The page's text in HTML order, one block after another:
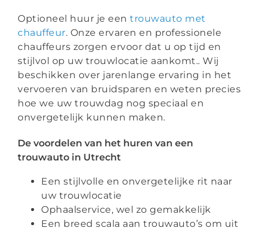
Optioneel huur je een trouwauto met
chauffeur. Onze ervaren en professionele
chauffeurs zorgen ervoor dat u op tijd en
stijlvol op uw trouwlocatie aankomt.. Wij
beschikken over jarenlange ervaring in het
vervoeren van bruidsparen en weten precies
hoe we uw trouwdag nog speciaal en
onvergetelijk kunnen maken.
De voordelen van het huren van een
trouwauto in Utrecht
Een stijlvolle en onvergetelijke rit naar
uw trouwlocatie
Ophaalservice, wel zo gemakkelijk
Een breed scala aan trouwauto’s om uit